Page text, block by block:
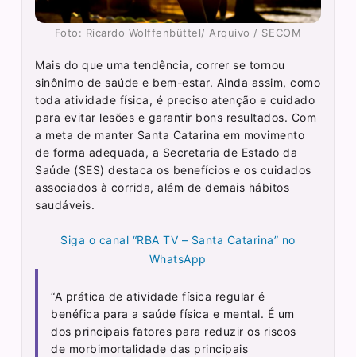
Foto: Ricardo Wolffenbüttel/ Arquivo / SECOM
Mais do que uma tendência, correr se tornou
sinônimo de saúde e bem-estar. Ainda assim, como
toda atividade física, é preciso atenção e cuidado
para evitar lesões e garantir bons resultados. Com
a meta de manter Santa Catarina em movimento
de forma adequada, a Secretaria de Estado da
Saúde (SES) destaca os benefícios e os cuidados
associados à corrida, além de demais hábitos
saudáveis.
Siga o canal “RBA TV – Santa Catarina” no
WhatsApp
“A prática de atividade física regular é
benéfica para a saúde física e mental. É um
dos principais fatores para reduzir os riscos
de morbimortalidade das principais